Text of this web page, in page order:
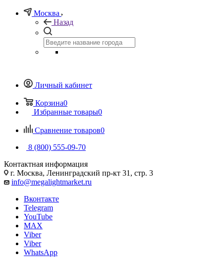
Москва
Назад
Личный кабинет
Корзина0
Избранные товары0
Сравнение товаров0
8 (800) 555-09-70
Контактная информация
г. Москва, Ленинградский пр-кт 31, стр. 3
info@megalightmarket.ru
Вконтакте
Telegram
YouTube
MAX
Viber
Viber
WhatsApp